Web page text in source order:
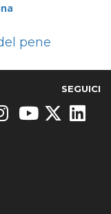
pene
SEGUICI